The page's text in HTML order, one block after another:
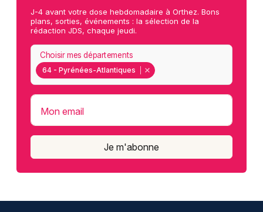
J-4 avant votre dose hebdomadaire à Orthez. Bons
plans, sorties, événements : la sélection de la
rédaction JDS, chaque jeudi.
64 - Pyrénées-Atlantiques
Choisir mes départements
Mon email
Je m'abonne